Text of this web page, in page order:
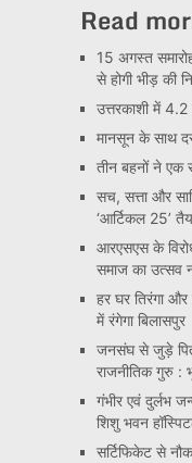
Read
15 अगस्त
से होगी भीड़ की
उत्तरकाशी में
मानसून के साथ
तीन बहनों ने एक
सच, सत्ता और
‘आर्टिकल 25’
आरएसएस के
समाज का उत्सव
हर घर तिरंगा
में रंगेगा बिलासपुर
जनसंघ से जुड़े पिता
राजनीतिक गुरु :
गंभीर एवं दुर्लभ
शिशु भवन
सर्टिफिकेट से